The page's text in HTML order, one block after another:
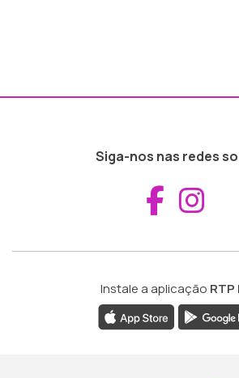
Siga-nos nas redes
Instale a aplicação RTP